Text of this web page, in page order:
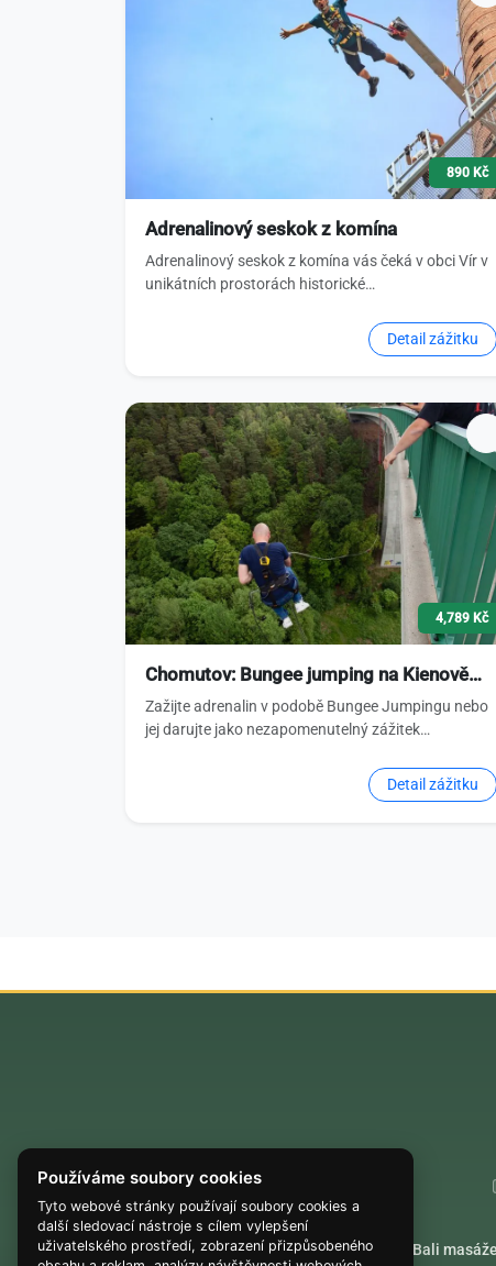
Používáme soubory cookies
Tyto webové stránky používají soubory cookies a
další sledovací nástroje s cílem vylepšení
uživatelského prostředí, zobrazení přizpůsobeného
890 Kč
Adrenalinový seskok z komína
Adrenalinový seskok z komína vás čeká v obci Vír v
unikátních prostorách historické…
Detail zážitku
4,789 Kč
Chomutov: Bungee jumping na Kienově…
Zažijte adrenalin v podobě Bungee Jumpingu nebo
jej darujte jako nezapomenutelný zážitek…
Detail zážitku
Akrobatické lety Bali masáže